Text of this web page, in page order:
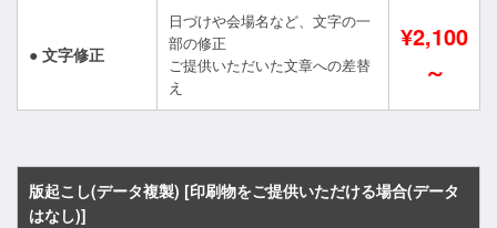
● 文字修正
日づけや会場名など、文字の一
部の修正
ご提供いただいた文章への差替
え
¥2,100
～
版起こし(データ複製) [印刷物をご提供いただける場合(データ
はなし)]